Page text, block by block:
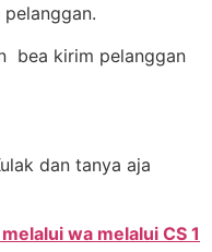
bea kirim pelanggan
dan tanya aja
wa melalui CS 1